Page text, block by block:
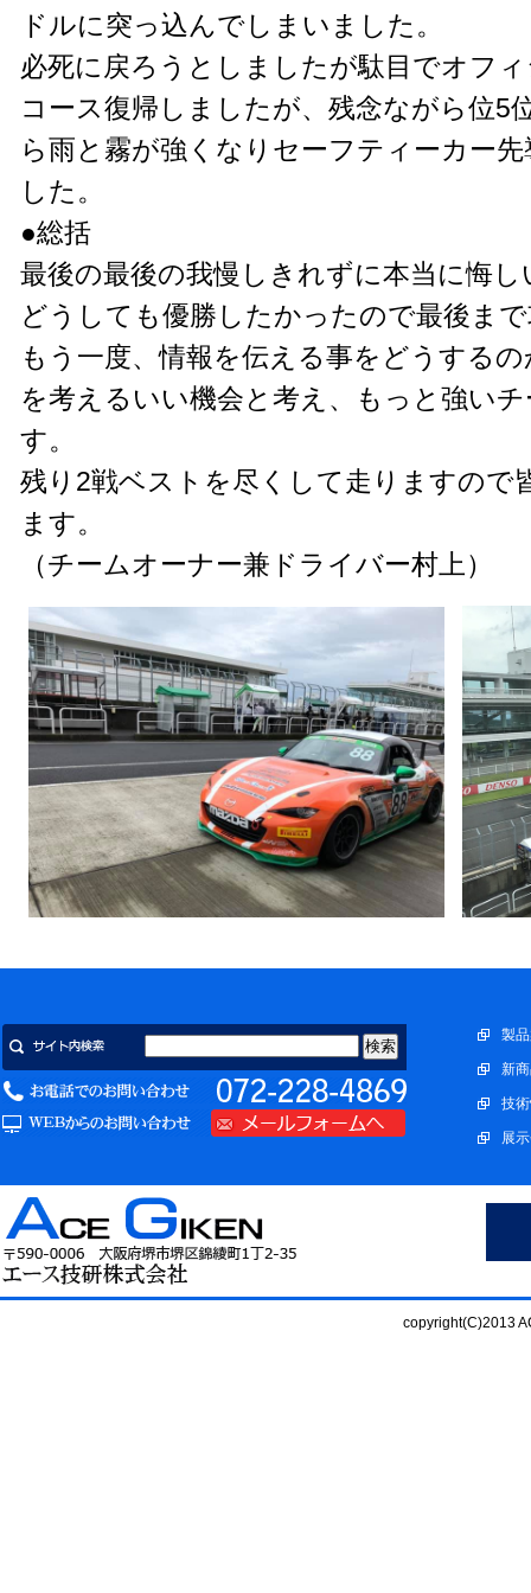
ドルに突っ込んでしまいました。
必死に戻ろうとしましたが駄目でオフ
コース復帰しましたが、残念ながら位5
ら雨と霧が強くなりセーフティーカー
した。
●総括
最後の最後の我慢しきれずに本当に悔し
どうしても優勝したかったので最後ま
もう一度、情報を伝える事をどうする
を考えるいい機会と考え、もっと強い
す。
残り2戦ベストを尽くして走りますので
ます。
（チームオーナー兼ドライバー村上）
製
新
技
展
copyright(C)2013